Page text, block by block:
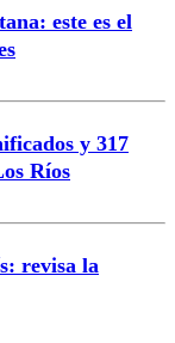
este es el
y 317
Ríos
revisa la